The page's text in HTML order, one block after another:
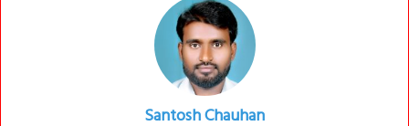
Santosh Chauhan